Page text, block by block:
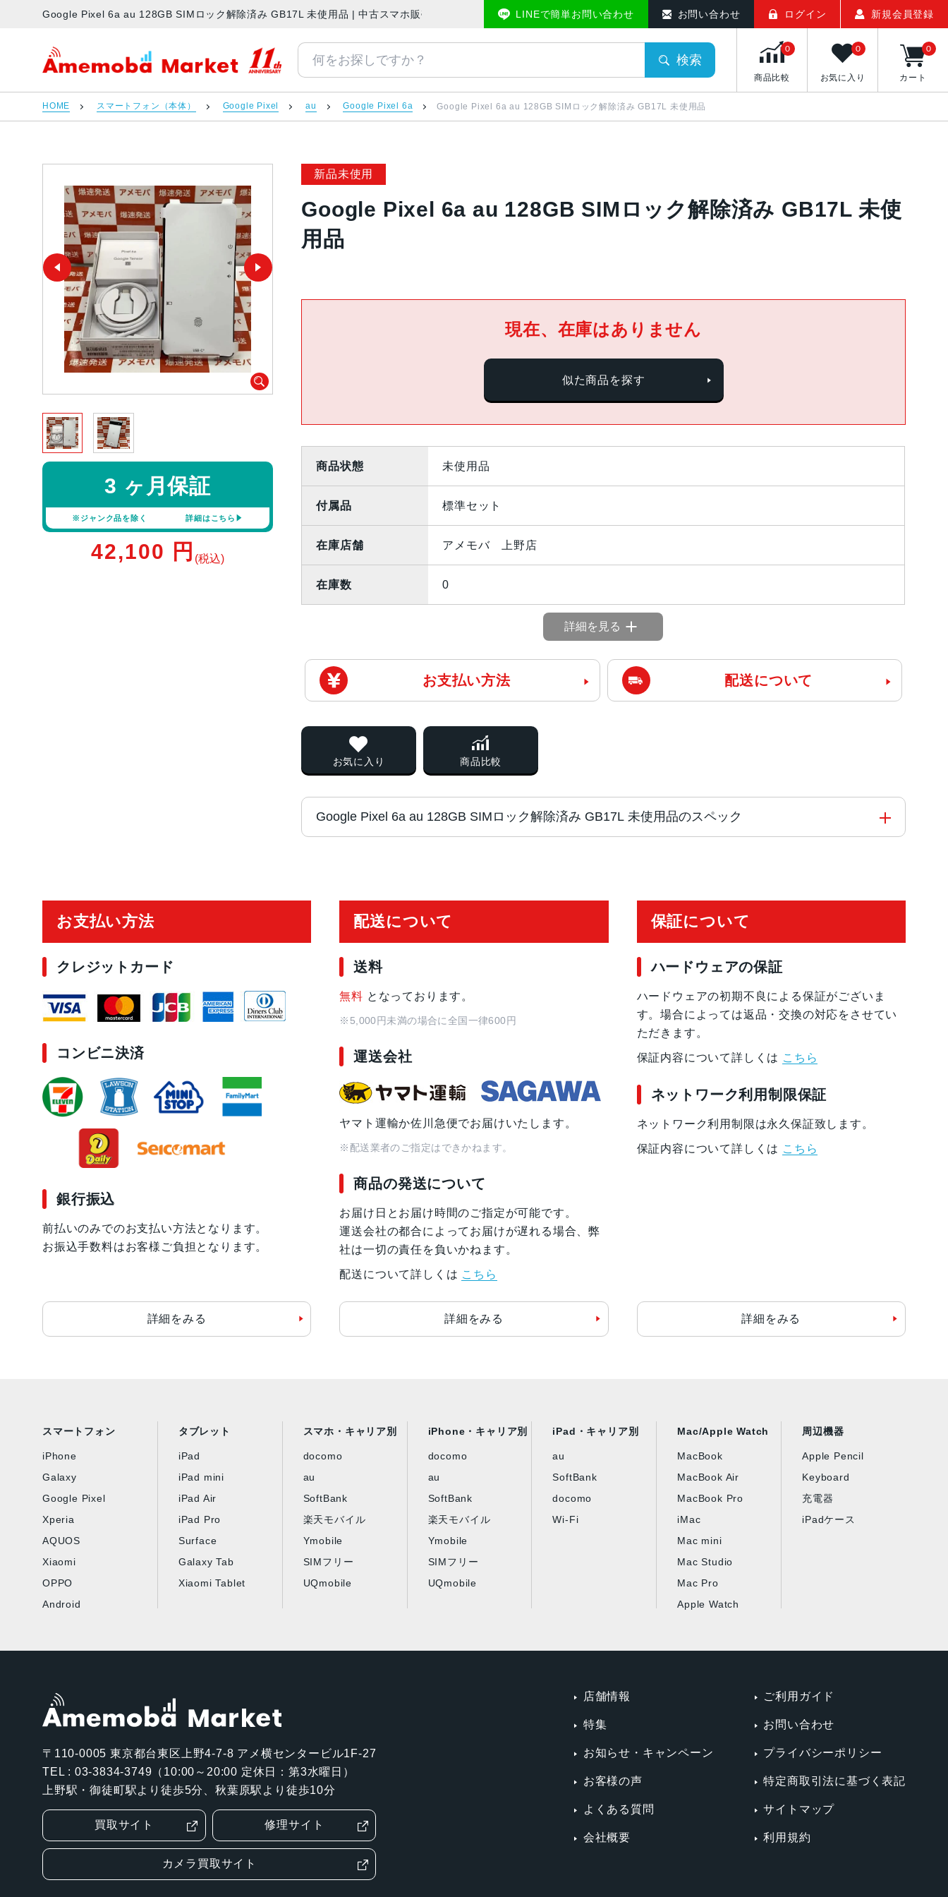
Google Pixel 6a au 128GB SIMロック解除済み GB17L 未使用品 | 中古スマホ販売のアメモバマーケットLINEで簡単お問い合わせ お問い合わせ ログイン 新規会員登録
アメモバマーケット
検索
商品比較
0
お気に入り
0
カート
0
HOME スマートフォン（本体） Google Pixel au Google Pixel 6a Google Pixel 6a au 128GB SIMロック解除済み GB17L 未使用品
新品未使用
Google Pixel 6a au 128GB SIMロック解除済み GB17L 未使
用品
3 ヶ月保証
※ジャンク品を除く 詳細はこちら
42,100 円 (税込)
現在、在庫はありません
似た商品を探す
商品状態 未使用品
付属品 標準セット
在庫店舗 アメモバ 上野店
在庫数 0
詳細を見る
お支払い方法 配送について
お気に入り 商品比較
Google Pixel 6a au 128GB SIMロック解除済み GB17L 未使用品のスペック
Charcoal、Chalk、Sage
サイズ・重さ
アウトカメラ
インカメラ 8 メガピクセル
内蔵メモリ
ROM：128GB
認証機能 指紋認証
発売日 2022年7月28日
お支払い方法
クレジットカード
コンビニ決済
銀行振込
前払いのみでのお支払い方法となります。
お振込手数料はお客様ご負担となります。
詳細をみる
配送について
送料
無料 となっております。
※5,000円未満の場合に全国一律600円
運送会社
ヤマト運輸か佐川急便でお届けいたします。
※配送業者のご指定はできかねます。
商品の発送について
お届け日とお届け時間のご指定が可能です。
運送会社の都合によってお届けが遅れる場合、弊
社は一切の責任を負いかねます。
配送について詳しくは こちら
詳細をみる
保証について
ハードウェアの保証
ハードウェアの初期不良による保証がございま
す。場合によっては返品・交換の対応をさせてい
ただきます。
保証内容について詳しくは こちら
ネットワーク利用制限保証
ネットワーク利用制限は永久保証致します。
保証内容について詳しくは こちら
詳細をみる
スマートフォン
iPhone
Galaxy
Google Pixel
Xperia
AQUOS
Xiaomi
OPPO
Android
タブレット
iPad
iPad mini
iPad Air
iPad Pro
Surface
Galaxy Tab
Xiaomi Tablet
スマホ・キャリア別
docomo
au
SoftBank
楽天モバイル
Ymobile
SIMフリー
UQmobile
iPhone・キャリア別
docomo
au
SoftBank
楽天モバイル
Ymobile
SIMフリー
UQmobile
iPad・キャリア別
au
SoftBank
docomo
Wi-Fi
Mac/Apple Watch
MacBook
MacBook Air
MacBook Pro
iMac
Mac mini
Mac Studio
Mac Pro
Apple Watch
周辺機器
Apple Pencil
Keyboard
充電器
iPadケース
〒110-0005 東京都台東区上野4-7-8 アメ横センタービル1F-27
TEL : 03-3834-3749（10:00～20:00 定休日：第3水曜日）
上野駅・御徒町駅より徒歩5分、秋葉原駅より徒歩10分
買取サイト 修理サイト
カメラ買取サイト
店舗情報
特集
お知らせ・キャンペーン
お客様の声
よくある質問
会社概要
ご利用ガイド
お問い合わせ
プライバシーポリシー
特定商取引法に基づく表記
サイトマップ
利用規約